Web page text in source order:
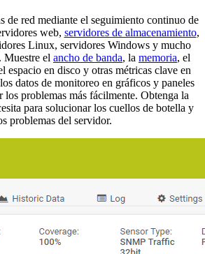
de red mediante el seguimiento continuo de
web, servidores de almacenamiento,
Linux, servidores Windows y mucho
Muestre el ancho de banda, la memoria, el
espacio en disco y otras métricas clave en
datos de monitoreo en gráficos y paneles
los problemas más fácilmente. Obtenga la
para solucionar los cuellos de botella y
problemas del servidor.